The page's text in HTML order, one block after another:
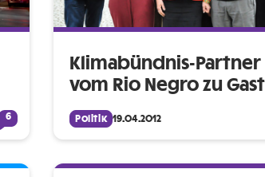
6
Klimabündnis-Partner
vom Rio Negro zu Gast
Politik 19.04.2012